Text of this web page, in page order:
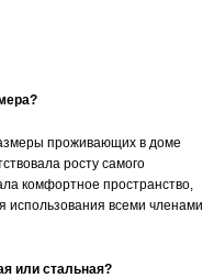
проживающих в доме
росту самого
комфортное пространство,
использования всеми членами
или стальная?